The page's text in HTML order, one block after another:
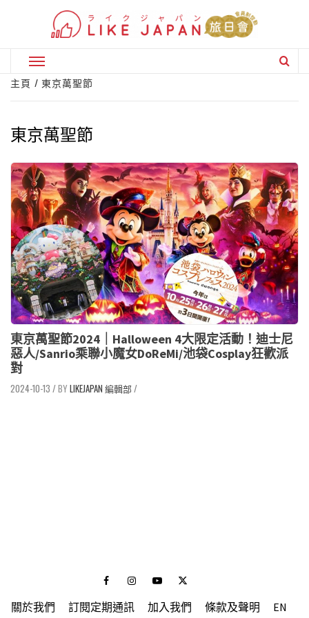
Primary
Menu
主頁 東京萬聖節
東京萬聖節
東京萬聖節2024｜Halloween 4大限定活動！迪士尼
惡人/Sanrio乘聯小魔女DoReMi/池袋Cosplay狂歡派
對
2024-10-13 / LIKEJAPAN 編輯部/
FacebookInstagramYoutubeTwitter
關於我們 訂閱定期通訊 加入我們 條款及聲明 EN